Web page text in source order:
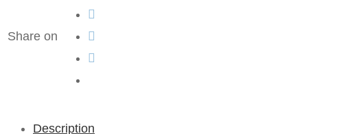
Share on
Description